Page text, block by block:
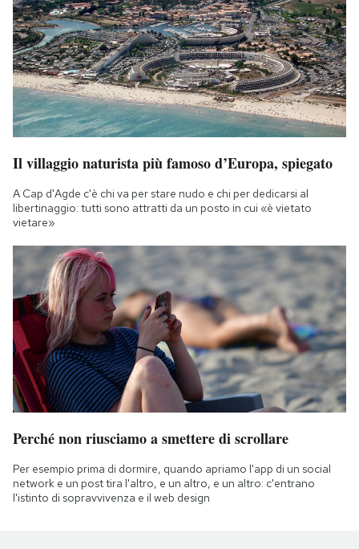
Il villaggio naturista più famoso d’Europa, spiegato
A Cap d'Agde c'è chi va per stare nudo e chi per dedicarsi al
libertinaggio: tutti sono attratti da un posto in cui «è vietato
vietare»
Perché non riusciamo a smettere di scrollare
Per esempio prima di dormire, quando apriamo l'app di un social
network e un post tira l'altro, e un altro, e un altro: c'entrano
l'istinto di sopravvivenza e il web design